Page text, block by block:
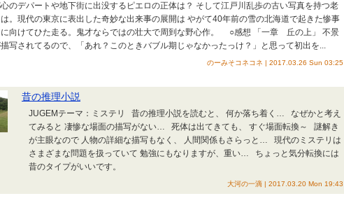
のデパートや地下街に出没するピエロの正体は？ そして江戸川乱歩の古い写真を持つ老
。現代の東京に表出した奇妙な出来事の展開は やがて40年前の雪の北海道で起きた惨事
向けてひた走る。鬼才ならではの壮大で周到な野心作。 ○感想 「一章 丘の上」 不景
写されてるので、「あれ？このときバブル期じゃなかったっけ？」と思って初出を...
のーみそコネコネ | 2017.03.26 Sun 03:25
昔の推理小説
JUGEMテーマ：ミステリ 昔の推理小説を読むと、 何か落ち着く… なぜかと考え
てみると 凄惨な場面の描写がない… 死体は出てきても、 すぐ場面転換～ 謎解き
が主眼なので 人物の詳細な描写もなく、 人間関係もさらっと… 現代のミステリは
さまざまな問題を扱っていて 勉強にもなりますが、重い… ちょっと気分転換には
昔のタイプがいいです。
大河の一滴 | 2017.03.20 Mon 19:43